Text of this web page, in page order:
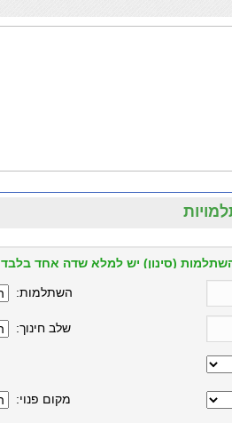
(סינון) יש למלא שדה אחד בלבד
השתלמות:
שלב חינוך:
מקום פנוי: